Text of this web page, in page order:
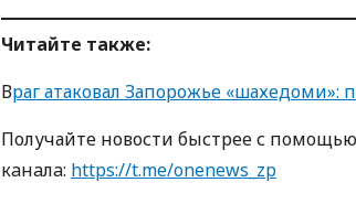
Читайте также:
Враг атаковал Запорожье
Получайте новости быстрее с
кaнaлa: https://t.me/onenews_zp